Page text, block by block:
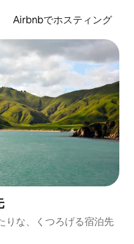
Airbnbでホスティング
りな、くつろげる宿泊先